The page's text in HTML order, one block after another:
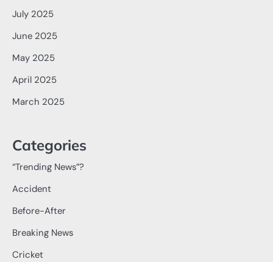
July 2025
June 2025
May 2025
April 2025
March 2025
Categories
“Trending News”?
Accident
Before-After
Breaking News
Cricket